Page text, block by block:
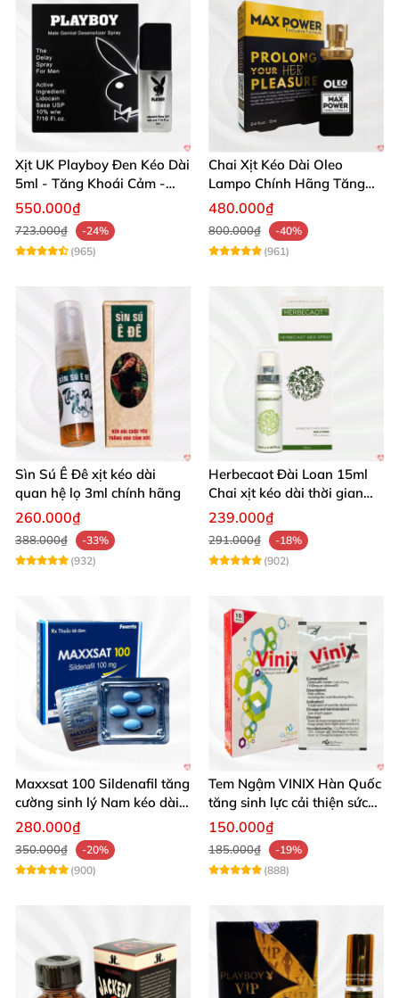
Xịt UK Playboy Đen Kéo Dài
5ml - Tăng Khoái Cảm -
Đặt Ngay
550.000₫
723.000₫
-24%
(965)
Chai Xịt Kéo Dài Oleo
Lampo Chính Hãng Tăng
Cường Sức Mạnh Nam
480.000₫
800.000₫
-40%
(961)
Sìn Sú Ê Đê xịt kéo dài
quan hệ lọ 3ml chính hãng
260.000₫
388.000₫
-33%
(932)
Herbecaot Đài Loan 15ml
Chai xịt kéo dài thời gian
hiệu quả
239.000₫
291.000₫
-18%
(902)
Maxxsat 100 Sildenafil tăng
cường sinh lý Nam kéo dài
hiệu quả
280.000₫
350.000₫
-20%
(900)
Tem Ngậm VINIX Hàn Quốc
tăng sinh lực cải thiện sức
khỏe phái mạnh
150.000₫
185.000₫
-19%
(888)